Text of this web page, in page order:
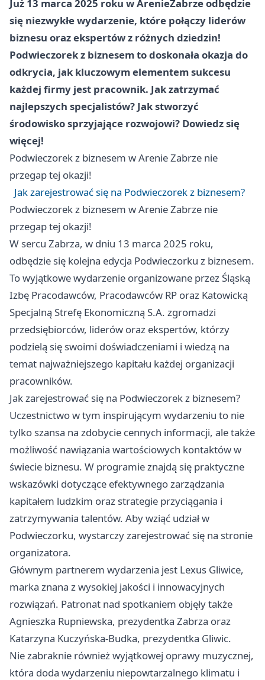
Już 13 marca 2025 roku w ArenieZabrzeodbędzie
się niezwykłe wydarzenie, które połączy liderów
biznesu oraz ekspertów z różnych dziedzin!
Podwieczorek z biznesem to doskonała okazja do
odkrycia, jak kluczowym elementem sukcesu
każdej firmy jest pracownik. Jak zatrzymać
najlepszych specjalistów? Jak stworzyć
środowisko sprzyjające rozwojowi? Dowiedz się
więcej!
Podwieczorek z biznesem w ArenieZabrze nie
przegap tej okazji!
Jak zarejestrować się na Podwieczorek z biznesem?
Podwieczorek z biznesem w ArenieZabrze nie
przegap tej okazji!
W sercu Zabrza, w dniu 13 marca 2025 roku,
odbędzie się kolejna edycja Podwieczorku z biznesem.
To wyjątkowe wydarzenie organizowane przez Śląską
Izbę Pracodawców, Pracodawców RP oraz Katowicką
Specjalną Strefę Ekonomiczną S.A. zgromadzi
przedsiębiorców, liderów oraz ekspertów, którzy
podzielą się swoimi doświadczeniami i wiedzą na
temat najważniejszego kapitału każdej organizacji
pracowników.
Jak zarejestrować się na Podwieczorek z biznesem?
Uczestnictwo w tym inspirującym wydarzeniu to nie
tylko szansa na zdobycie cennych informacji, ale także
możliwość nawiązania wartościowych kontaktów w
świecie biznesu. W programie znajdą się praktyczne
wskazówki dotyczące efektywnego zarządzania
kapitałem ludzkim oraz strategie przyciągania i
zatrzymywania talentów. Aby wziąć udział w
Podwieczorku, wystarczy zarejestrować się na stronie
organizatora.
Głównym partnerem wydarzenia jest Lexus Gliwice,
marka znana z wysokiej jakości i innowacyjnych
rozwiązań. Patronat nad spotkaniem objęły także
Agnieszka Rupniewska, prezydentka Zabrza oraz
Katarzyna Kuczyńska-Budka, prezydentka Gliwic.
Nie zabraknie również wyjątkowej oprawy muzycznej,
która doda wydarzeniu niepowtarzalnego klimatu i